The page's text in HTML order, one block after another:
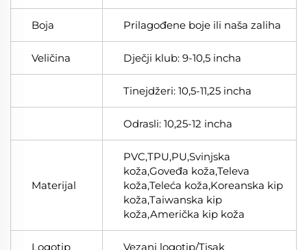
Boja Prilagođene boje ili naša zaliha
Veličina Dječji klub: 9-10,5 incha
Tinejdžeri: 10,5-11,25 incha
Odrasli: 10,25-12 incha
Materijal
PVC,TPU,PU,Svinjska
koža,Goveđa koža,Televa
koža,Teleća koža,Koreanska kip
koža,Taiwanska kip
koža,Američka kip koža
Logotip Vezani logotip/Tisak